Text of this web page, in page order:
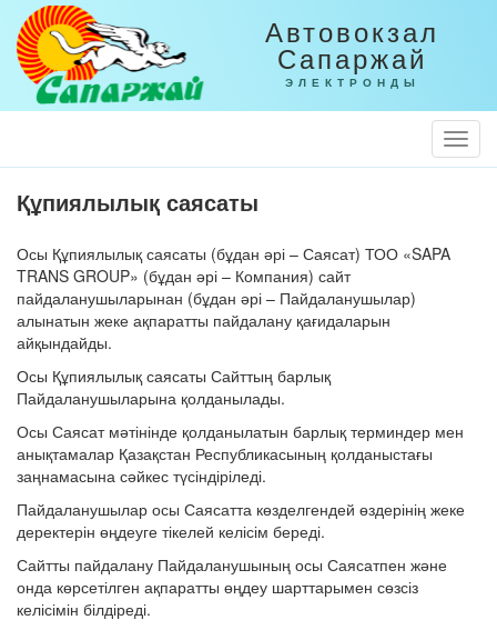
Автовокзал
Сапаржай
ЭЛЕКТРОНДЫ
Құпиялылық саясаты
Осы Құпиялылық саясаты (бұдан әрі – Саясат) ТОО «SAPA
TRANS GROUP» (бұдан әрі – Компания) сайт
пайдаланушыларынан (бұдан әрі – Пайдаланушылар)
алынатын жеке ақпаратты пайдалану қағидаларын
айқындайды.
Осы Құпиялылық саясаты Сайттың барлық
Пайдаланушыларына қолданылады.
Осы Саясат мәтінінде қолданылатын барлық терминдер мен
анықтамалар Қазақстан Республикасының қолданыстағы
заңнамасына сәйкес түсіндіріледі.
Пайдаланушылар осы Саясатта көзделгендей өздерінің жеке
деректерін өңдеуге тікелей келісім береді.
Сайтты пайдалану Пайдаланушының осы Саясатпен және
онда көрсетілген ақпаратты өңдеу шарттарымен сөзсіз
келісімін білдіреді.